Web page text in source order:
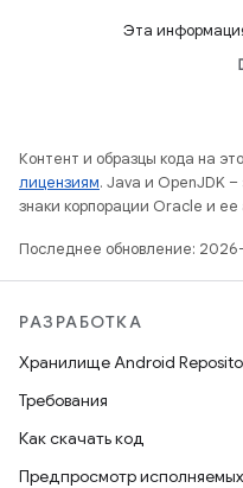
Эта
Контент и образцы кода на
лицензиям. Java и OpenJDK
знаки корпорации Oracle и
Последнее обновление:
РАЗРАБОТКА
Хранилище Android
Требования
Как скачать код
Предпросмотр